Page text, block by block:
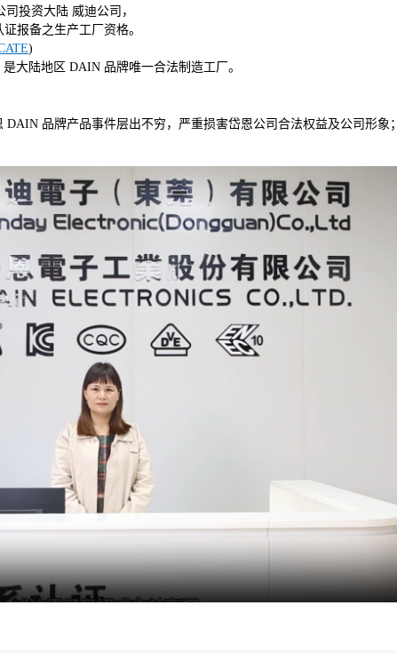
投资大陆 威迪公司，
备之生产工厂资格。
)
陆地区 DAIN 品牌唯一合法制造工厂。
品牌产品事件层出不穷，严重损害岱恩公司合法权益及公司形象；